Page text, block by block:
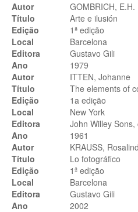
Autor
GOMBRICH, E.H.
Título
Arte e ilusión
Edição
1ª edição
Local
Barcelona
Editora
Gustavo Gili
Ano
1979
Autor
ITTEN, Johanne
Título
The elements of
Edição
1a edição
Local
New York
Editora
John Willey Sons,
Ano
1961
Autor
KRAUSS, Rosalind
Título
Lo fotográfico
Edição
1ª edição
Local
Barcelona
Editora
Gustavo Gili
Ano
2002